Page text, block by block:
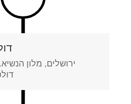
ירושלים, מלון